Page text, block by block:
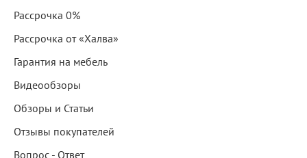
Рассрочка 0%
Рассрочка от «Халва»
Гарантия на мебель
Видеообзоры
Обзоры и Статьи
Отзывы покупателей
Вопрос - Ответ